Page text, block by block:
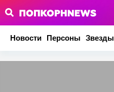
Новости Персоны Звезды